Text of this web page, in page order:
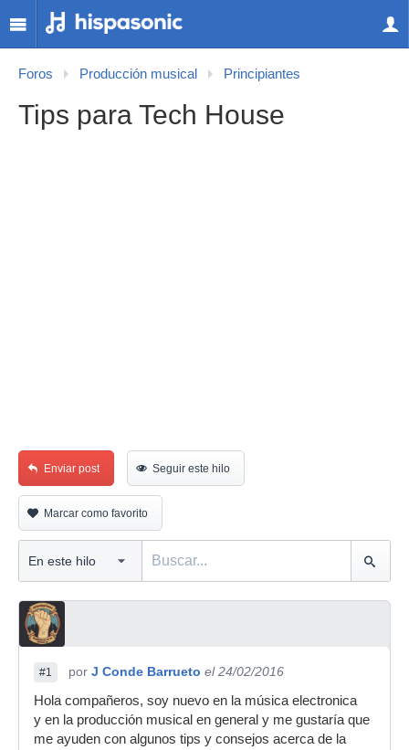
Foros Producción musical Principiantes
Tips para Tech House
Enviar post Seguir este hilo
Marcar como favorito
#1 por J Conde Barrueto el 24/02/2016
Hola compañeros, soy nuevo en la música electronica
y en la producción musical en general y me gustaría que
me ayuden con algunos tips y consejos acerca de la